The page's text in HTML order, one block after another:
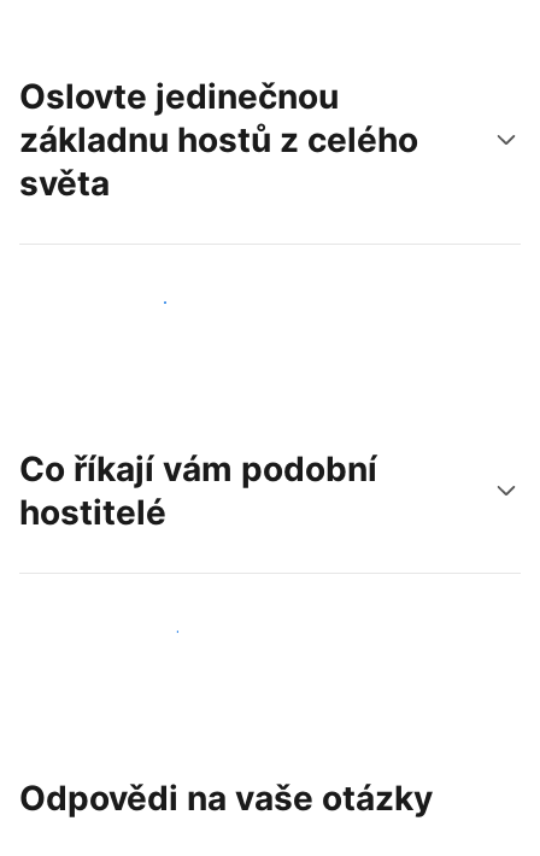
Oslovte jedinečnou
základnu hostů z celého
světa
Oslovit nové hosty už dnes
Co říkají vám podobní
hostitelé
Připojit se k dalším hostitelům
Odpovědi na vaše otázky